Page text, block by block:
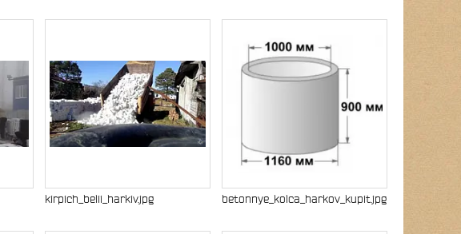
kirpich_belii_harkiv.jpg betonnye_kolca_harkov_kupit.jpg